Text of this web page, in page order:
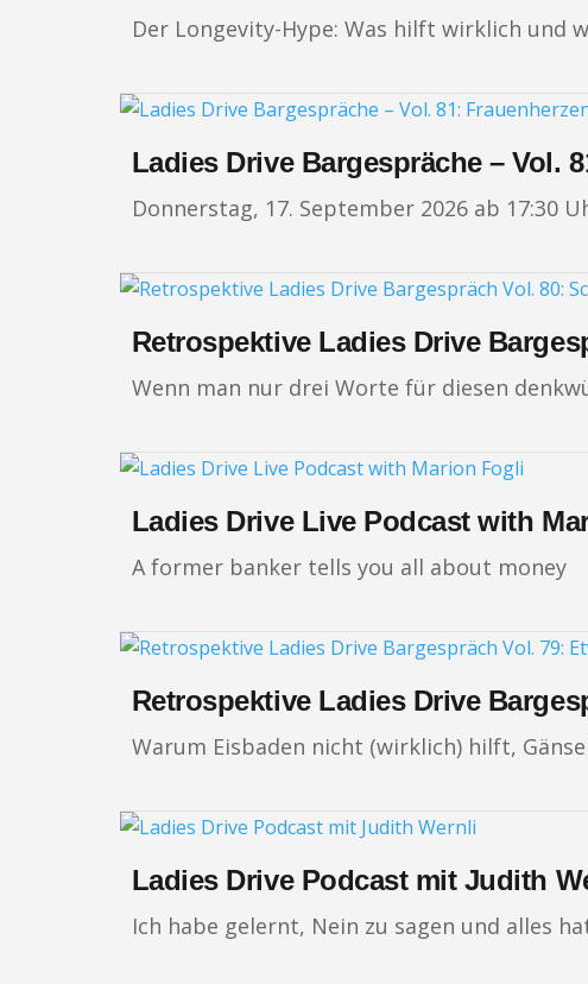
Der Longevity-Hype: Was hilft wirklich und
Ladies Drive Bargespräche – Vol.
Donnerstag, 17. September 2026 ab 17:30
Retrospektive Ladies Drive
Wenn man nur drei Worte für diesen
Ladies Drive Live Podcast with
A former banker tells you all about money
Retrospektive Ladies Drive
Warum Eisbaden nicht (wirklich) hilft,
Ladies Drive Podcast mit Judith
Ich habe gelernt, Nein zu sagen und alles